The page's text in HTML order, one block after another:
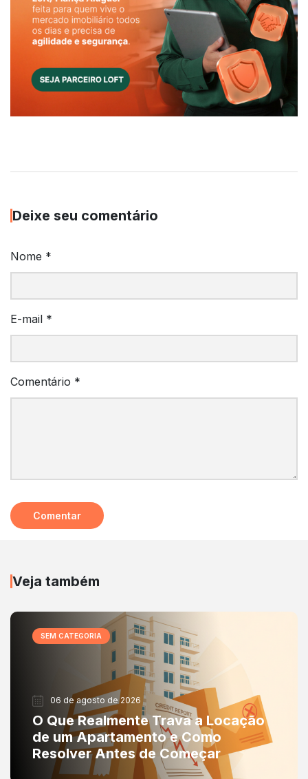
Deixe seu comentário
Comentário *
Nome *
E-mail *
Veja também
SEM CATEGORIA
06 de agosto de 2026
O Que Realmente Trava a Locação
de um Apartamento e Como
Resolver Antes de Começar